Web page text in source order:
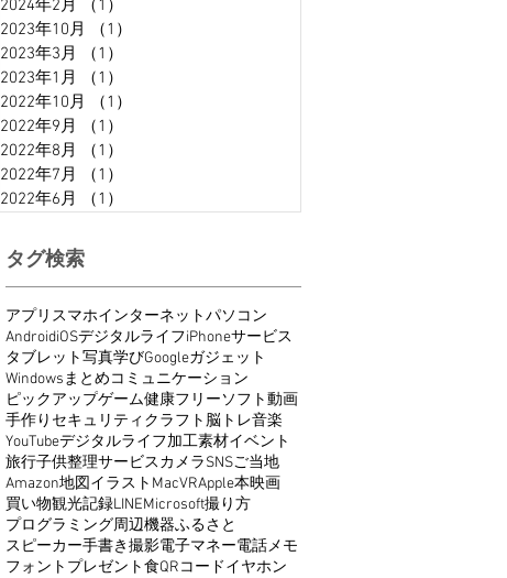
2024年2月
（1）
2023年10月
（1）
2023年3月
（1）
2023年1月
（1）
2022年10月
（1）
2022年9月
（1）
2022年8月
（1）
2022年7月
（1）
2022年6月
（1）
タグ検索
アプリ スマホインターネットパソコン
AndroidiOSデジタルライフiPhoneサービス
タブレット写真学びGoogleガジェット
Windowsまとめコミュニケーション
ピックアップゲーム健康フリーソフト動画
手作り セキュリティ クラフト脳トレ音楽
YouTubeデジタルライフ加工素材イベント
旅行子供整理サービスカメラSNSご当地
Amazon地図イラスト MacVRApple本映画
買い物観光記録LINEMicrosoft撮り方
プログラミング周辺機器ふるさと
スピーカー手書き撮影電子マネー電話メモ
フォント プレゼント食QRコードイヤホン